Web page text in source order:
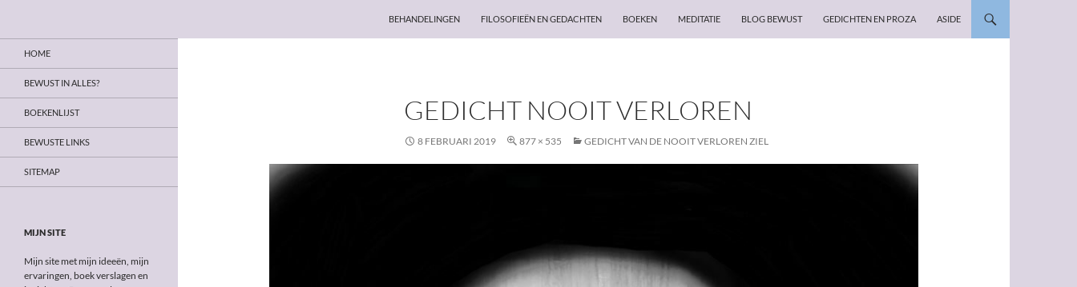
naar
BEHANDELINGEN FILOSOFIEËN EN GEDACHTEN BOEKEN MEDITATIE BLOG BEWUST GEDICHTEN EN PROZA ASIDE
GEDICHT NOOIT VERLOREN
8 FEBRUARI 2019 877 × 535 GEDICHT VAN DE NOOIT VERLOREN ZIEL
HOME
BEWUST IN ALLES?
BOEKENLIJST
BEWUSTE LINKS
SITEMAP
MIJN SITE
Mijn site met mijn ideeën, mijn
ervaringen, boek verslagen en